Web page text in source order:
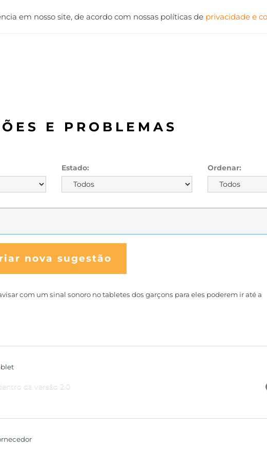
em nosso site, de acordo com nossas políticas de privacidade e
E PROBLEMAS
Estado: Ordenar:
nova sugestão
com um sinal sonoro no tabletes dos garçons para eles poderem ir até a
da versão 2.0